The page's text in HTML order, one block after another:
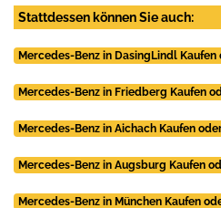
Stattdessen können Sie auch:
Mercedes-Benz in DasingLindl Kaufen
Mercedes-Benz in Friedberg Kaufen
Mercedes-Benz in Aichach Kaufen
Mercedes-Benz in Augsburg Kaufen
Mercedes-Benz in München Kaufen